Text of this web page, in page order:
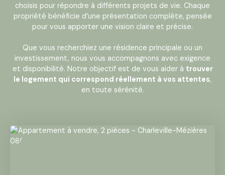
choisis pour répondre à différents projets de vie. Chaque
propriété bénéficie d’une présentation complète, pensée
pour vous apporter une vision claire et précise.
Que vous recherchiez une résidence principale ou un
investissement, nous vous accompagnons avec exigence
et disponibilité. Notre objectif est de vous aider à trouver
le logement qui correspond réellement à vos attentes,
en toute sérénité.